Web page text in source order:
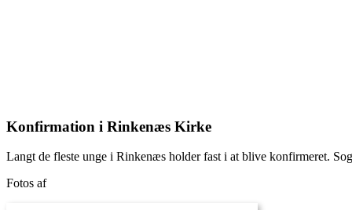
Konfirmation i Rinkenæs Kirke
Langt de fleste unge i Rinkenæs holder fast i at blive konfirmeret.
Fotos af